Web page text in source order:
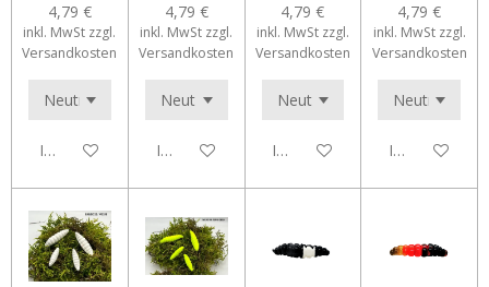
4,79 €
inkl. MwSt zzgl.
Versandkosten
In den Warenkorb
4,79 €
inkl. MwSt zzgl.
Versandkosten
In den Warenkorb
4,79 €
inkl. MwSt zzgl.
Versandkosten
In den Warenkorb
4,79 €
inkl. MwSt zzgl.
Versandkosten
In den